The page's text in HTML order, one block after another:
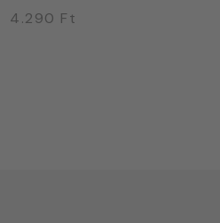
4.290 Ft